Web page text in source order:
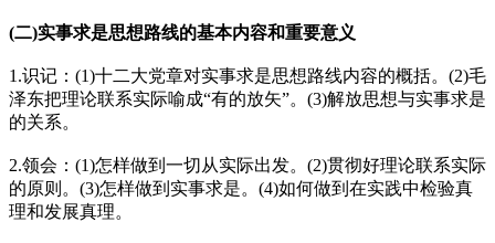
(二)实事求是思想路线的基本内容和重要意义
1.识记：(1)十二大党章对实事求是思想路线内容的概括。(2)毛
泽东把理论联系实际喻成“有的放矢”。(3)解放思想与实事求是
的关系。
2.领会：(1)怎样做到一切从实际出发。(2)贯彻好理论联系实际
的原则。(3)怎样做到实事求是。(4)如何做到在实践中检验真
理和发展真理。